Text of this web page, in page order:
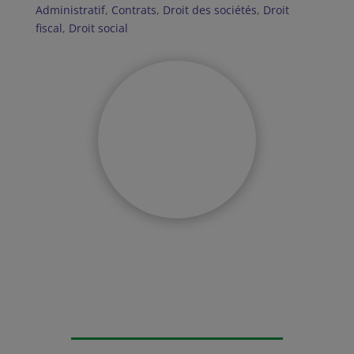
Administratif, Contrats, Droit des sociétés, Droit
fiscal, Droit social